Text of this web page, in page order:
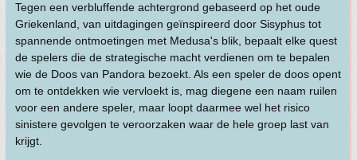
Tegen een verbluffende achtergrond gebaseerd op het oude
Griekenland, van uitdagingen geïnspireerd door Sisyphus tot
spannende ontmoetingen met Medusa's blik, bepaalt elke quest
de spelers die de strategische macht verdienen om te bepalen
wie de Doos van Pandora bezoekt. Als een speler de doos opent
om te ontdekken wie vervloekt is, mag diegene een naam ruilen
voor een andere speler, maar loopt daarmee wel het risico
sinistere gevolgen te veroorzaken waar de hele groep last van
krijgt.